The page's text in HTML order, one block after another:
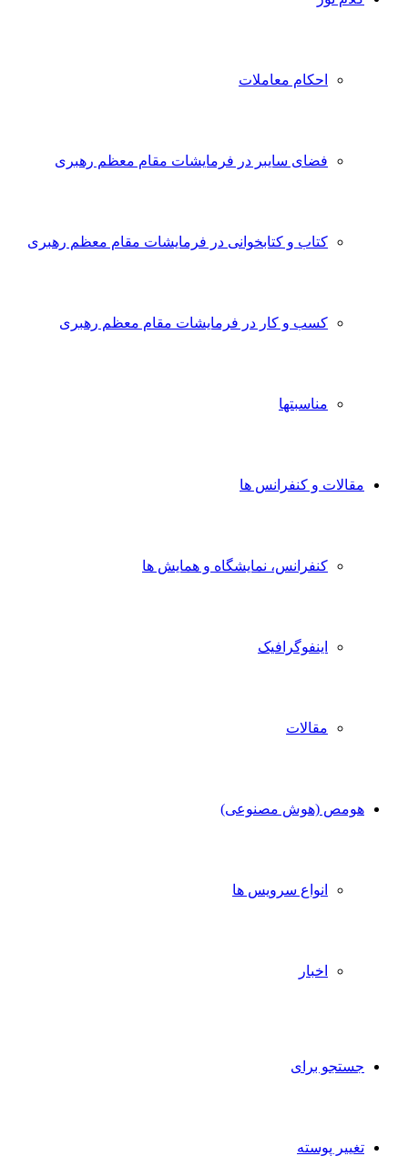
احکام معاملات
فضای سایبر در فرمایشات مقام معظم رهبری
کتاب و کتابخوانی در فرمایشات مقام معظم رهبری
کسب و کار در فرمایشات مقام معظم رهبری
مناسبتها
مقالات و کنفرانس ها
کنفرانس، نمایشگاه و همایش ها
اینفوگرافیک
مقالات
هومص (هوش مصنوعی)
انواع سرویس ها
اخبار
جستجو برای
تغییر پوسته